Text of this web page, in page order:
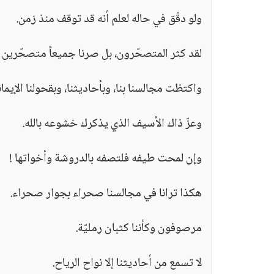
ولو دقّق في حاله لعلم أنه قد توقف منذ زمن.
لقد كثر المتصحّرون، بل صرنا جميعاً
واكتظت مجالسنا بنا، وبأحاديثنا، وبقحولنا
وعزّ ذاك الأسيف الذي يذكرك خشوعه بالله.
وإن لمحت طيفه فلتصفه بالدروشة وأخواتها !
هكذا ترانا في مجالسنا صحراء بجوار صحراء.
مرصوفون وكأننا كثبان رمليّة.
لا تسمع من أحاديثنا إلا نواح الرياح.